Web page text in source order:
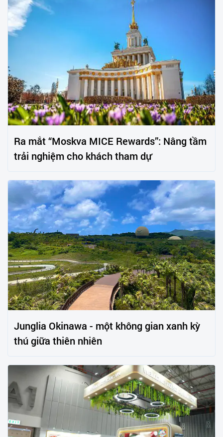
Ra mắt “Moskva MICE Rewards”: Nâng tầm
trải nghiệm cho khách tham dự
Junglia Okinawa - một không gian xanh kỳ
thú giữa thiên nhiên